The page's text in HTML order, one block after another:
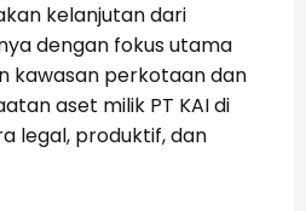
kelanjutan dari
dengan fokus utama
kawasan perkotaan dan
aset milik PT KAI di
legal, produktif, dan